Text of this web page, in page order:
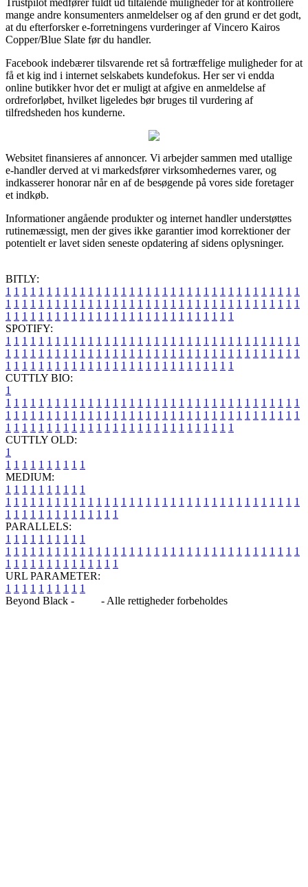
mange andre konsumenters anmeldelser og af den grund er det godt,
at du efterforsker e-forretningens vurderinger af Vincero Kairos
Copper/Blue Slate før du handler.
Facebook indebærer tilsvarende ret så fortræffelige muligheder for at
få et kig ind i internet selskabets kundefokus. Her ser vi endda
online butikker hvor det er muligt at afgive en anmeldelse af
ordreforløbet, hvilket ligeledes bør bruges til vurdering af
tilfredsheden hos kunderne.
Websitet finansieres af annoncer. Vi arbejder sammen med utallige
e-handler derved at vi markedsfører virksomhedernes varer, og
indkasserer honorar når en af de besøgende på vores side foretager
et indkøb.
Informationer angående produkter og internet handler understøttes
rutinemæssigt, men der gives ikke garantier imod korrektioner der
potentielt er lavet siden seneste opdatering af sidens oplysninger.
BITLY:
1 1 1 1 1 1 1 1 1 1 1 1 1 1 1 1 1 1 1 1 1 1 1 1 1 1 1 1 1 1 1 1 1 1 1 1
1 1 1 1 1 1 1 1 1 1 1 1 1 1 1 1 1 1 1 1 1 1 1 1 1 1 1 1 1 1 1 1 1 1 1 1
1 1 1 1 1 1 1 1 1 1 1 1 1 1 1 1 1 1 1 1 1 1 1 1 1 1 1 1
SPOTIFY:
1 1 1 1 1 1 1 1 1 1 1 1 1 1 1 1 1 1 1 1 1 1 1 1 1 1 1 1 1 1 1 1 1 1 1 1
1 1 1 1 1 1 1 1 1 1 1 1 1 1 1 1 1 1 1 1 1 1 1 1 1 1 1 1 1 1 1 1 1 1 1 1
1 1 1 1 1 1 1 1 1 1 1 1 1 1 1 1 1 1 1 1 1 1 1 1 1 1 1 1
CUTTLY BIO:
1
1 1 1 1 1 1 1 1 1 1 1 1 1 1 1 1 1 1 1 1 1 1 1 1 1 1 1 1 1 1 1 1 1 1 1 1
1 1 1 1 1 1 1 1 1 1 1 1 1 1 1 1 1 1 1 1 1 1 1 1 1 1 1 1 1 1 1 1 1 1 1 1
1 1 1 1 1 1 1 1 1 1 1 1 1 1 1 1 1 1 1 1 1 1 1 1 1 1 1 1
CUTTLY OLD:
1
1 1 1 1 1 1 1 1 1 1
MEDIUM:
1 1 1 1 1 1 1 1 1 1
1 1 1 1 1 1 1 1 1 1 1 1 1 1 1 1 1 1 1 1 1 1 1 1 1 1 1 1 1 1 1 1 1 1 1 1
1 1 1 1 1 1 1 1 1 1 1 1 1 1
PARALLELS:
1 1 1 1 1 1 1 1 1 1
1 1 1 1 1 1 1 1 1 1 1 1 1 1 1 1 1 1 1 1 1 1 1 1 1 1 1 1 1 1 1 1 1 1 1 1
1 1 1 1 1 1 1 1 1 1 1 1 1 1
URL PARAMETER:
1 1 1 1 1 1 1 1 1 1
Beyond Black -
- Alle rettigheder forbeholdes